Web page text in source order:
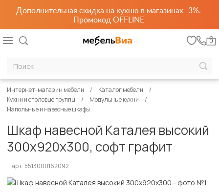
Дополнительная скидка на кухню в магазинах -3%.
Промокод OFFLINE
0
Интернет-магазин мебели
Каталог мебели
Кухни и столовые группы
Модульные кухни
Напольные и навесные шкафы
Шкаф навесной Каталея высокий
300х920х300, софт графит
арт. 5513000162092